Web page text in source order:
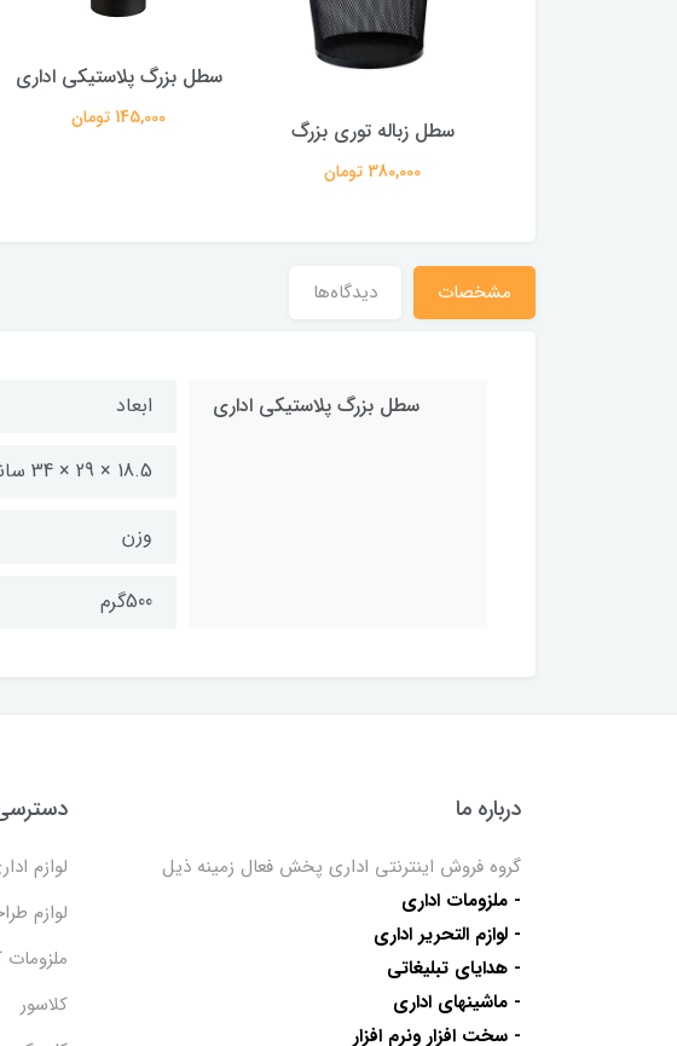
سطل زباله توری بزرگ
380,000 تومان
سطل بزرگ پلاستیکی اداری
145,000 تومان
مشخصات دیدگاه‌ها
سطل بزرگ پلاستیکی اداری ابعاد
18.5 × 29 × 34 سانتی متر
وزن
500گرم
درباره ما
گروه فروش اینترنتی اداری پخش فعال زمینه ذیل
- ملزومات اداری
- لوازم التحریر اداری
- هدایای تبلیغاتی
- ماشینهای اداری
- سخت افزار ونرم افزار
لوازم
لوازم
ملزومات
کلاسور